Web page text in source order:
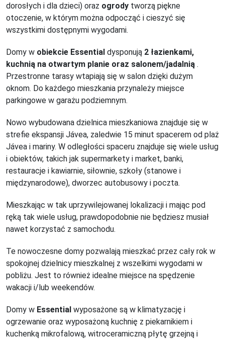
dorosłych i dla dzieci) oraz ogrody tworzą piękne
otoczenie, w którym można odpocząć i cieszyć się
wszystkimi dostępnymi wygodami.
Domy w obiekcie Essential dysponują 2 łazienkami,
kuchnią na otwartym planie oraz salonem/jadalnią .
Przestronne tarasy wtapiają się w salon dzięki dużym
oknom. Do każdego mieszkania przynależy miejsce
parkingowe w garażu podziemnym.
Nowo wybudowana dzielnica mieszkaniowa znajduje się w
strefie ekspansji Jávea, zaledwie 15 minut spacerem od plaż
Jávea i mariny. W odległości spaceru znajduje się wiele usług
i obiektów, takich jak supermarkety i market, banki,
restauracje i kawiarnie, siłownie, szkoły (stanowe i
międzynarodowe), dworzec autobusowy i poczta.
Mieszkając w tak uprzywilejowanej lokalizacji i mając pod
ręką tak wiele usług, prawdopodobnie nie będziesz musiał
nawet korzystać z samochodu.
Te nowoczesne domy pozwalają mieszkać przez cały rok w
spokojnej dzielnicy mieszkalnej z wszelkimi wygodami w
pobliżu. Jest to również idealne miejsce na spędzenie
wakacji i/lub weekendów.
Domy w Essential wyposażone są w klimatyzację i
ogrzewanie oraz wyposażoną kuchnię z piekarnikiem i
kuchenką mikrofalową, witroceramiczną płytę grzejną i